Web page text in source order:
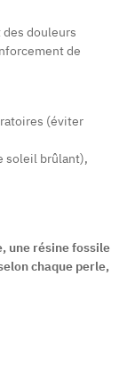
douleurs
de
(éviter
soleil brûlant),
une résine fossile
chaque perle,